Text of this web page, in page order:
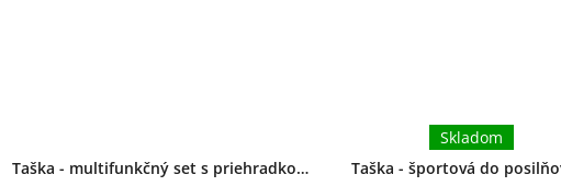
Taška - multifunkčný set s priehradkou
Taška - športová do
Skladom